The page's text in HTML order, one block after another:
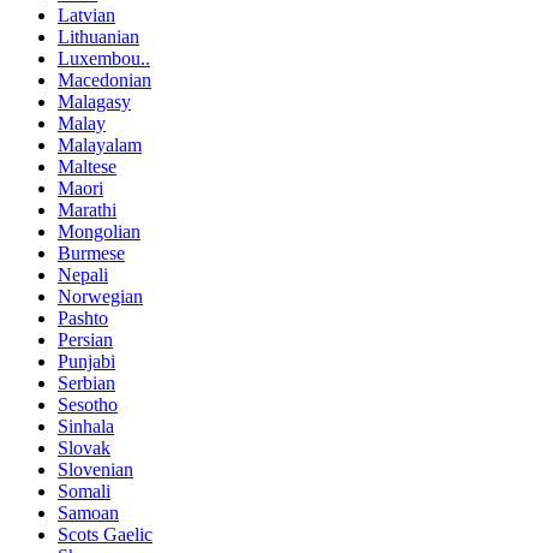
Latvian
Lithuanian
Luxembou..
Macedonian
Malagasy
Malay
Malayalam
Maltese
Maori
Marathi
Mongolian
Burmese
Nepali
Norwegian
Pashto
Persian
Punjabi
Serbian
Sesotho
Sinhala
Slovak
Slovenian
Somali
Samoan
Scots Gaelic